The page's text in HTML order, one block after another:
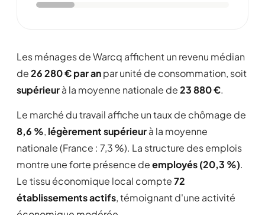
Les ménages de Warcq affichent un revenu médian
de26 280 € par anpar unité de consommation, soit
supérieurà la moyenne nationale de23 880 €.
Le marché du travail affiche un taux de chômage de
8,6 %, légèrement supérieurà la moyenne
nationale (France : 7,3 %). La structure des emplois
montre une forte présence deemployés (20,3 %).
Le tissu économique local compte72
établissements actifs, témoignant d'une activité